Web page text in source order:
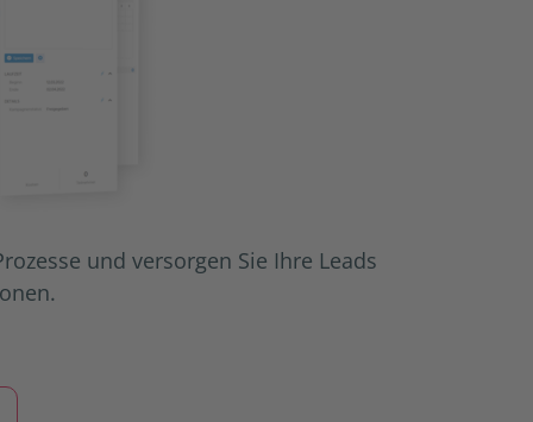
und versorgen Sie Ihre Leads